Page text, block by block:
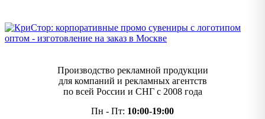
Производство рекламной продукции
для компаний и рекламных агентств
по всей России и СНГ с 2008 года
Пн - Пт: 10:00-19:00